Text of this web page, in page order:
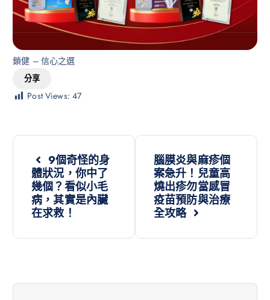
鎖健 – 信心之選
分享
Post Views: 47
9個奇怪的身
體狀況，你中了
幾個？看似小毛
病，其實是內臟
在求救！
腦膜炎與麻疹個
案急升！兒童高
燒出疹勿當感冒
疫苗預防與治療
全攻略